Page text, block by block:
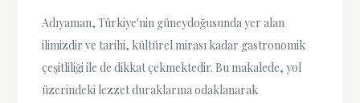
Adıyaman, Türkiye'nin güneydoğusunda yer alan
ilimizdir ve tarihi, kültürel mirası kadar gastronomik
çeşitliliği ile de dikkat çekmektedir. Bu makalede, yol
üzerindeki lezzet duraklarına odaklanarak